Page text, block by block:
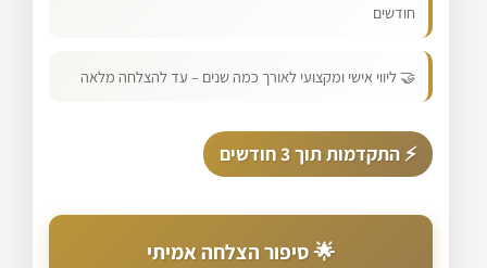
חודשים
🤝 ליווי אישי ומקצועי לאורך כמה שנים – עד להצלחה מלאה
⚡ התקדמות תוך 3 חודשים
🌟 סיפור הצלחה אמיתי